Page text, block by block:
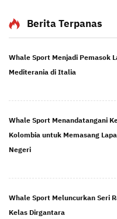
Berita Terpanas
Whale Sport Menjadi Pemasok
Mediterania di Italia
Whale Sport Menandatangani
Kolombia untuk Memasang
Negeri
Whale Sport Meluncurkan Seri
Kelas Dirgantara